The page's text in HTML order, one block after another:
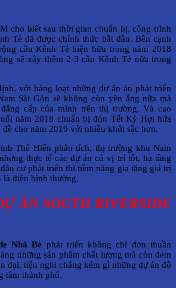
cho biết sau thời gian chuẩn bị, công trình
Tẻ đã được chính thức bắt đầu. Bên cạnh
cầu Kênh Tẻ hiện hữu trong năm 2018
sẽ xây thêm 2-3 cầu Kênh Tẻ nữa trong
với hàng loạt những dự án án phát triển
Sài Gòn sẽ không còn yên ắng nữa mà
cấp của mình trên thị trường. Và cao
năm 2018 chuẩn bị đón Tết Kỷ Hợi hứa
đề cho năm 2019 với nhiều khởi sắc hơn.
Thế Hiển phân tích, thị trường khu Nam
thực tế các dự án có vị trí tốt, hạ tầng
cư phát triển thì tiềm năng gia tăng giá trị
là điều bình thường.
ÁN SOUTH RIVERSIDE
Nhà Bè phát triển không chỉ đơn thuần
những sản phẩm chất lượng mà còn đem
đại, tiện nghi chẳng kém gì những dự án đô
tâm thành phố.